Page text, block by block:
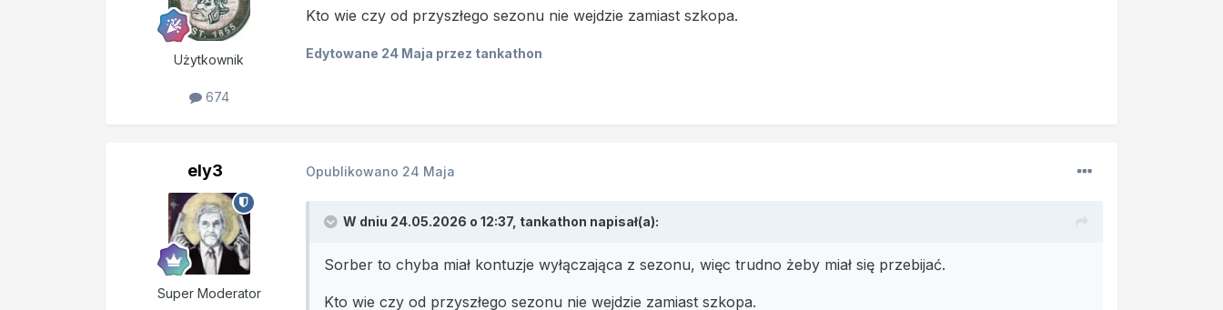
Użytkownik
674
Kto wie czy od przyszłego sezonu nie wejdzie zamiast szkopa.
Edytowane 24 Maja przez tankathon
ely3
Super Moderator
Opublikowano 24 Maja
W dniu 24.05.2026 o 12:37, tankathon napisał(a):
Sorber to chyba miał kontuzje wyłączająca z sezonu, więc trudno żeby miał się przebijać.
Kto wie czy od przyszłego sezonu nie wejdzie zamiast szkopa.